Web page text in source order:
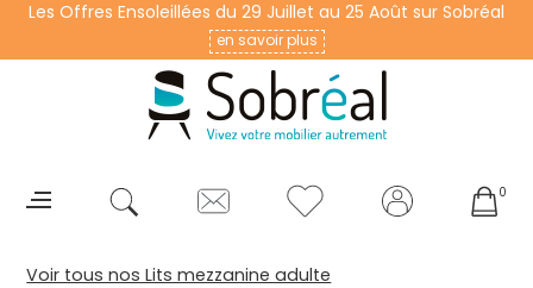
Les Offres Ensoleillées du 29 Juillet au 25 Août sur Sobréal
en savoir plus
0
Voir tous nos Lits mezzanine adulte